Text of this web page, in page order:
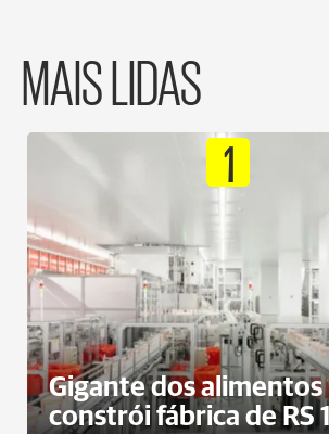
MAIS LIDAS
1
Gigante dos alimentos
constrói fábrica de RS 1